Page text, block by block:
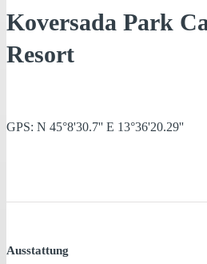
Koversada Park
Resort
GPS: N 45°8'30.7'' E 13°36'20.29''
Ausstattung